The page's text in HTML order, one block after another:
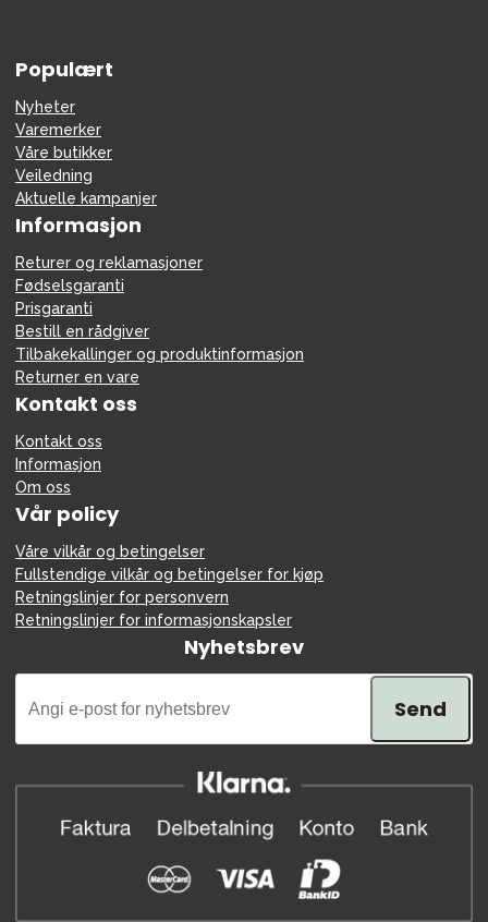
Populært
Nyheter
Varemerker
Våre butikker
Veiledning
Aktuelle kampanjer
Informasjon
Returer og reklamasjoner
Fødselsgaranti
Prisgaranti
Bestill en rådgiver
Tilbakekallinger og produktinformasjon
Returner en vare
Kontakt oss
Kontakt oss
Informasjon
Om oss
Vår policy
Våre vilkår og betingelser
Fullstendige vilkår og betingelser for kjøp
Retningslinjer for personvern
Retningslinjer for informasjonskapsler
Nyhetsbrev
Send